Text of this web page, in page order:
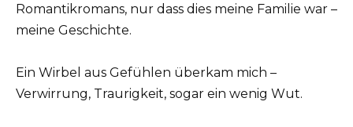
Romantikromans, nur dass dies meine Familie war –
meine Geschichte.
Ein Wirbel aus Gefühlen überkam mich –
Verwirrung, Traurigkeit, sogar ein wenig Wut.